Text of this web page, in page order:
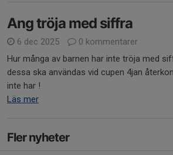
Ang tröja med siffra
6 dec 2025
0 kommentarer
Hur många av barnen har inte tröja med
dessa ska användas vid cupen 4jan
inte har !
Läs mer
Fler nyheter